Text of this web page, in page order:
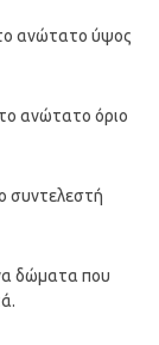
ανώτατο ύψος
ανώτατο όριο
συντελεστή
δώματα που